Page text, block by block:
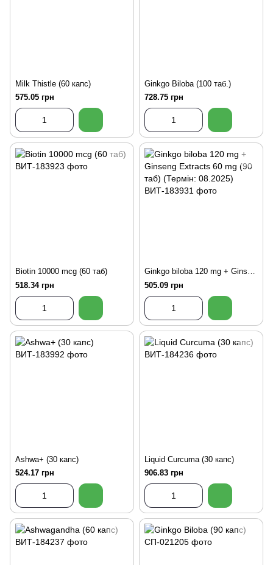
Milk Thistle (60 капс)
575.05 грн
Ginkgo Biloba (100 таб.)
728.75 грн
Biotin 10000 mcg (60 таб)
518.34 грн
Ginkgo biloba 120 mg + Ginseng Extracts 60 mg (90 таб) (Термін: 08.2025)
505.09 грн
Ashwa+ (30 капс)
524.17 грн
Liquid Curcuma (30 капс)
906.83 грн